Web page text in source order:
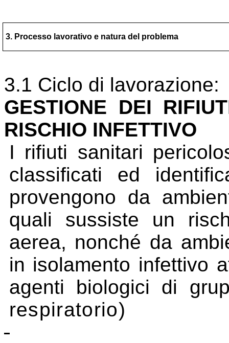
3. Processo lavorativo e natura del problema
3.1 Ciclo di lavorazione:
GESTIONE DEI
RISCHIO INFETTIVO
I rifiuti sanitari
classificati ed
provengono da
quali sussiste un
aerea, nonché da
in isolamento infettivo
agenti biologici di
respiratorio)